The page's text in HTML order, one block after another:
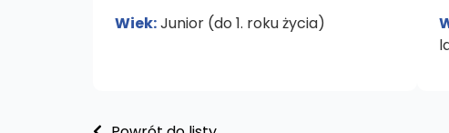
Wiek:Junior (do 1. roku życia)